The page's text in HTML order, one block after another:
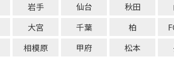
岩手 仙台 秋田
大宮 千葉 柏
相模原 甲府 松本